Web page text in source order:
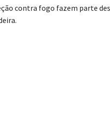
contra fogo fazem parte